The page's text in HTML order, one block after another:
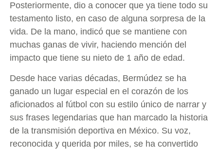
Posteriormente, dio a conocer que ya tiene todo su
testamento listo, en caso de alguna sorpresa de la
vida. De la mano, indicó que se mantiene con
muchas ganas de vivir, haciendo mención del
impacto que tiene su nieto de 1 año de edad.
Desde hace varias décadas, Bermúdez se ha
ganado un lugar especial en el corazón de los
aficionados al fútbol con su estilo único de narrar y
sus frases legendarias que han marcado la historia
de la transmisión deportiva en México. Su voz,
reconocida y querida por miles, se ha convertido